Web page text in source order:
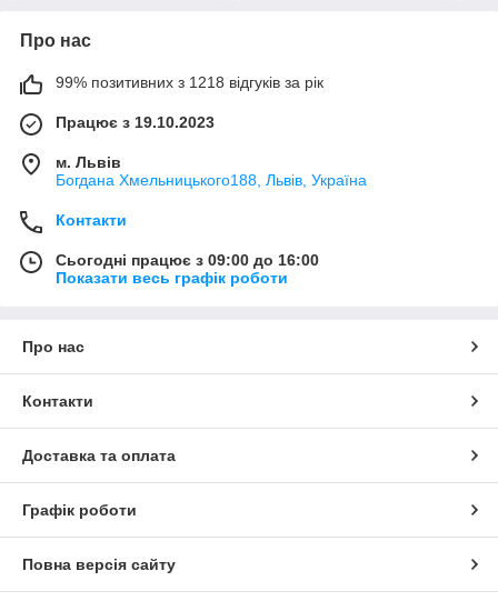
Про нас
99% позитивних з 1218 відгуків за рік
Працює з 19.10.2023
м. Львів
Богдана Хмельницького188, Львів, Україна
Контакти
Сьогодні працює з 09:00 до 16:00
Показати весь графік роботи
Про нас
Контакти
Доставка та оплата
Графік роботи
Повна версія сайту